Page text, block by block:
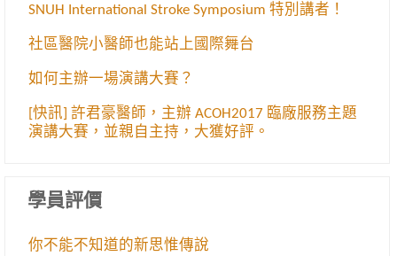
SNUH International Stroke Symposium 特別講者！
社區醫院小醫師也能站上國際舞台
如何主辦一場演講大賽？
[快訊] 許君豪醫師，主辦 ACOH2017 臨廠服務主題
演講大賽，並親自主持，大獲好評。
學員評價
你不能不知道的新思惟傳說